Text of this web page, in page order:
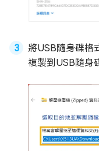
將USB隨身碟格
複製到USB隨身